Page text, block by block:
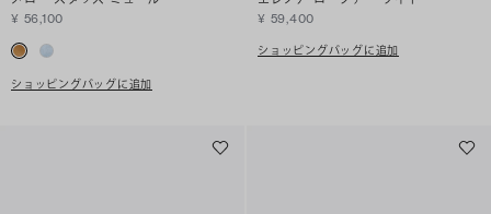
¥ 56,100
ショッピングバッグに追加
¥ 59,400
ショッピングバッグに追加